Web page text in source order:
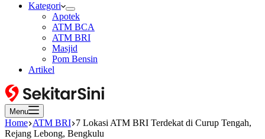
Kategori
Apotek
ATM BCA
ATM BRI
Masjid
Pom Bensin
Artikel
Menu
Home ATM BRI 7 Lokasi ATM BRI Terdekat di Curup Tengah,
Rejang Lebong, Bengkulu